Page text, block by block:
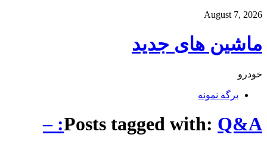
August 7, 2026
ماشین های جدید
خودرو
برگه نمونه
Posts tagged with: Q&A: –